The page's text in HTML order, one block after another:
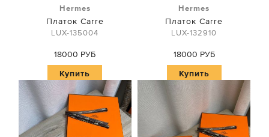
Hermes
Платок Carre
LUX-135004
18000 РУБ
Купить
Hermes
Платок Carre
LUX-132910
18000 РУБ
Купить